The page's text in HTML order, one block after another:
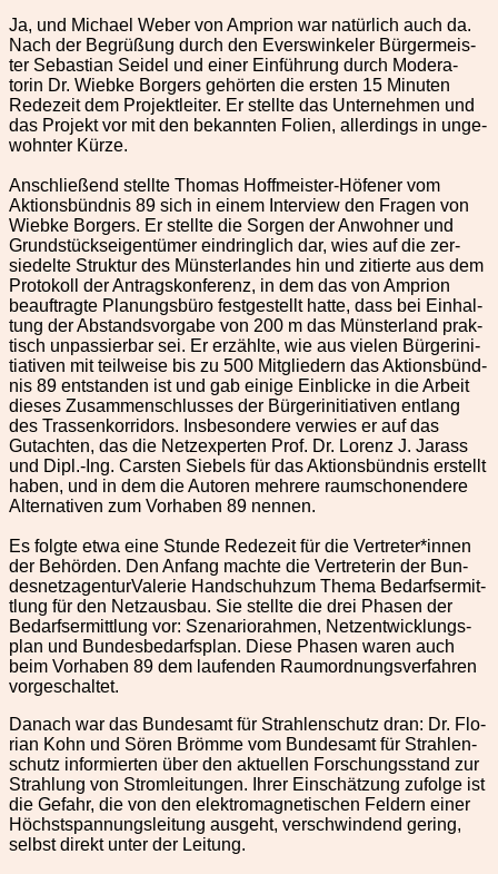
Ja, und Michael Weber von Ampri­on war natür­lich auch da.
Nach der Begrüßung durch den Ever­swinkel­er Bürg­er­meis­
ter Sebas­t­ian Sei­del und ein­er Ein­führung durch Mod­er­a­
torin Dr. Wiebke Borg­ers gehörten die ersten 15 Minuten
Redezeit dem Pro­jek­tleit­er. Er stellte das Unternehmen und
das Pro­jekt vor mit den bekan­nten Folien, allerd­ings in unge­
wohn­ter Kürze.
Anschließend stellte Thomas Hoffmeis­ter-Höfen­er vom
Aktions­bünd­nis 89 sich in einem Inter­view den Fra­gen von
Wiebke Borg­ers. Er stellte die Sor­gen der Anwohn­er und
Grund­stück­seigen­tümer ein­dringlich dar, wies auf die zer­
siedelte Struk­tur des Mün­ster­lan­des hin und zitierte aus dem
Pro­tokoll der Antragskon­ferenz, in dem das von Ampri­on
beauf­tragte Pla­nungs­büro fest­gestellt hat­te, dass bei Ein­hal­
tung der Abstandsvor­gabe von 200 m das Mün­ster­land prak­
tisch unpassier­bar sei. Er erzählte, wie aus vie­len Bürg­erini­
tia­tiv­en mit teil­weise bis zu 500 Mit­gliedern das Aktions­bünd­
nis 89 ent­standen ist und gab einige Ein­blicke in die Arbeit
dieses Zusam­men­schlusses der Bürg­erini­tia­tiv­en ent­lang
des Trassenko­r­ri­dors. Ins­beson­dere ver­wies er auf das
Gutacht­en, das die Net­zex­perten Prof. Dr. Lorenz J. Jarass
und Dipl.-Ing. Carsten Siebels für das Aktions­bünd­nis erstellt
haben, und in dem die Autoren mehrere raum­scho­nen­dere
Alter­na­tiv­en zum Vorhaben 89 nen­nen.
Es fol­gte etwa eine Stunde Redezeit für die Vertreter*innen
der Behör­den. Den Anfang machte die Vertreterin der Bun­
desnet­za­gen­tur­Va­lerie Hand­schuhzum The­ma Bedarf­ser­mit­
tlung für den Net­zaus­bau. Sie stellte die drei Phasen der
Bedarf­ser­mit­tlung vor: Szenar­i­o­rah­men, Net­zen­twick­lungs­
plan und Bun­des­be­darf­s­plan. Diese Phasen waren auch
beim Vorhaben 89 dem laufend­en Rau­mord­nungsver­fahren
vorgeschaltet.
Danach war das Bun­de­samt für Strahlen­schutz dran: Dr. Flo­
ri­an Kohn und Sören Brömme vom Bun­de­samt für Strahlen­
schutz informierten über den aktuellen Forschungs­stand zur
Strahlung von Strom­leitun­gen. Ihrer Ein­schätzung zufolge ist
die Gefahr, die von den elek­tro­mag­netis­chen Feldern ein­er
Höch­stspan­nungsleitung aus­ge­ht, ver­schwindend ger­ing,
selb­st direkt unter der Leitung.